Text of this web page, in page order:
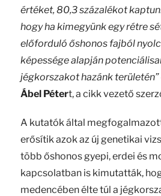
értéket, 80,3 százalékot
hogy ha kimegyünk egy rétre
előforduló őshonos fajból
képessége alapján
jégkorszakot hazánk területén”
Ábel Pétert, a cikk vezető
A kutatók által
erősítik azok az új genetikai
több őshonos gyepi, erdei és
kapcsolatban is kimutatták,
medencében élte túl a